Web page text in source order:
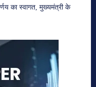
का स्वागत, मुख्यमंत्री के